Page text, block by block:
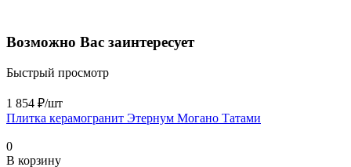
Возможно Вас заинтересует
Быстрый просмотр
1 854 ₽/шт
Плитка керамогранит Этернум Могано Татами
0
В корзину